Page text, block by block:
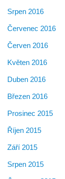
Srpen 2016
Červenec 2016
Červen 2016
Květen 2016
Duben 2016
Březen 2016
Prosinec 2015
Říjen 2015
Září 2015
Srpen 2015